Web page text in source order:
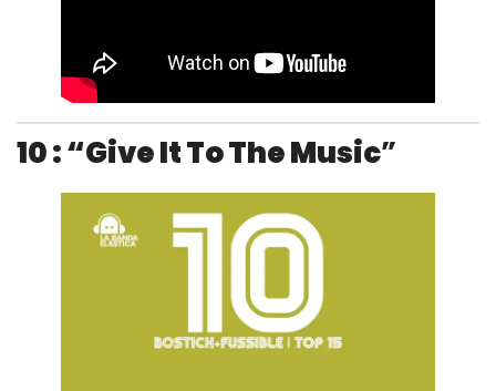
10 : “Give It To The Music”